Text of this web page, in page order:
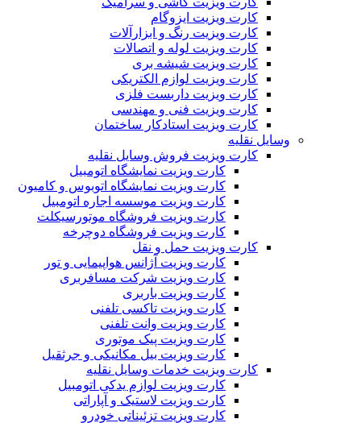
کارت ویزیت ایزوگام
کارت ویزیت رنگ و ابزارآلات
کارت ویزیت لوله و اتصالات
کارت ویزیت شیشه بری
کارت ویزیت لوازم الکتریکی
کارت ویزیت داربست فلزی
کارت ویزیت فنی و مهندسی
کارت ویزیت استادکار ساختمان
وسایل نقلیه
کارت ویزیت فروش وسایل نقلیه
کارت ویزیت نمایشگاه اتومبیل
کارت ویزیت نمایشگاه اتوبوس و کامیون
کارت ویزیت موسسه اجاره اتومبیل
کارت ویزیت فروشگاه موتورسیکلت
کارت ویزیت فروشگاه دوچرخه
کارت ویزیت حمل و نقل
کارت ویزیت آژانس هواپیمایی و تور
کارت ویزیت شرکت مسافربری
کارت ویزیت باربری
کارت ویزیت تاکسی تلفنی
کارت ویزیت وانت تلفنی
کارت ویزیت پیک موتوری
کارت ویزیت بیل مکانیکی و جرثقیل
کارت ویزیت خدمات وسایل نقلیه
کارت ویزیت لوازم یدکی اتومبیل
کارت ویزیت لاستیک و آپاراتی
کارت ویزیت تزئیناتی خودرو